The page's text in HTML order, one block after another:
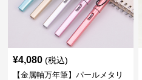
¥4,080 (税込)
【金属軸万年筆】パールメタリ